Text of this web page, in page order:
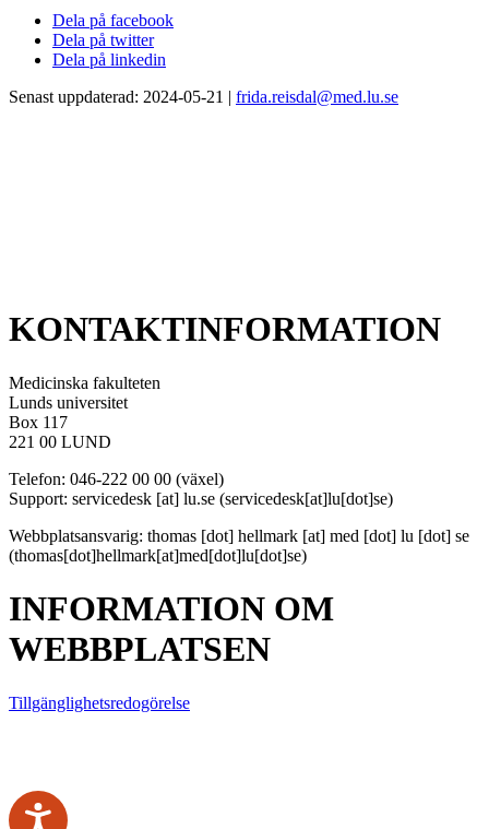
Dela på facebook
Dela på twitter
Dela på linkedin
Senast uppdaterad: 2024-05-21 | frida.reisdal@med.lu.se
KONTAKTINFORMATION
Medicinska fakulteten
Lunds universitet
Box 117
221 00 LUND
Telefon: 046-222 00 00 (växel)
Support: servicedesk [at] lu.se (servicedesk[at]lu[dot]se)
Webbplatsansvarig: thomas [dot] hellmark [at] med [dot] lu [dot] se
(thomas[dot]hellmark[at]med[dot]lu[dot]se)
INFORMATION OM
WEBBPLATSEN
Tillgänglighetsredogörelse